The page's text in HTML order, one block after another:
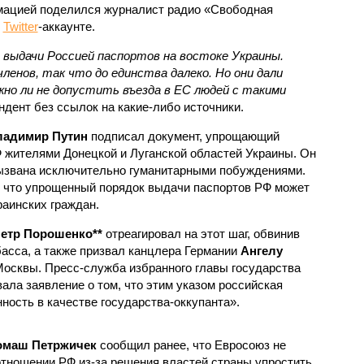
поделился журналист радио «Свободная
Twitter-аккаунте.
Россией паспортов на востоке Украины.
так что до единства далеко. Но они дали
ли не допустить въезда в ЕС людей с такими
без ссылок на какие-либо источники.
Путин подписал документ, упрощающий
Донецкой и Луганской областей Украины. Он
исключительно гуманитарными побуждениями.
что упрощенный порядок выдачи паспортов РФ может
граждан.
Порошенко**отреагировал на этот шаг, обвинив
а также призвал канцлера Германии Ангелу
Пресс-служба избранного главы государства
заявление о том, что этим указом российская
в качестве государства-оккупанта».
Петржичексообщил ранее, что Евросоюз не